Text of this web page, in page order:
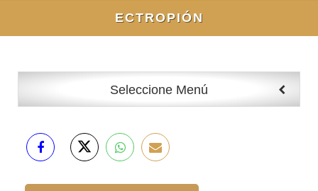
ECTROPIÓN
Seleccione Menú